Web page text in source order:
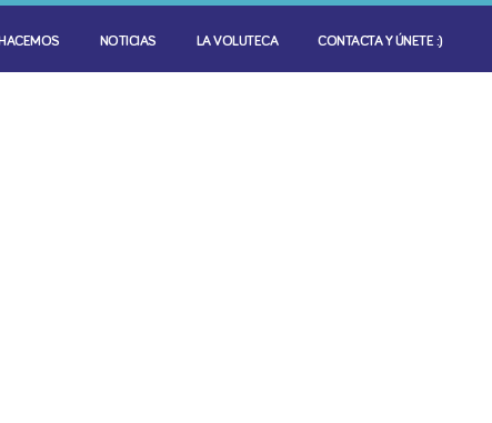
NOTICIAS LA VOLUTECA CONTACTA Y ÚNETE :)